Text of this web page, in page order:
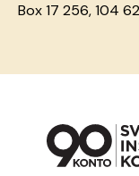
Box 17 256, 104